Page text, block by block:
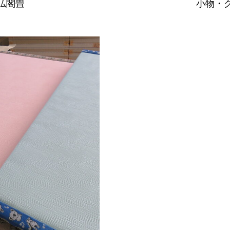
閣畳 小物・